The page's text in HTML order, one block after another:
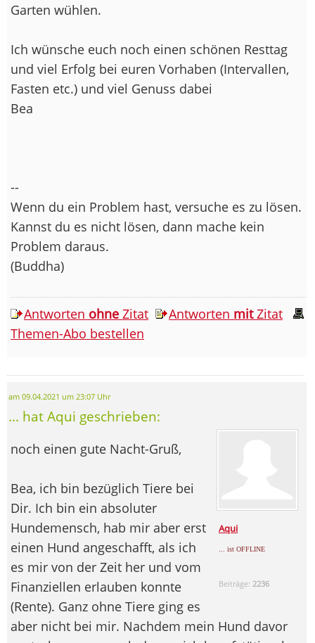
Garten wühlen.
Ich wünsche euch noch einen schönen Resttag
und viel Erfolg bei euren Vorhaben (Intervallen,
Fasten etc.) und viel Genuss dabei
Bea
--
Wenn du ein Problem hast, versuche es zu lösen.
Kannst du es nicht lösen, dann mache kein
Problem daraus.
(Buddha)
Antworten ohne Zitat Antworten mitZitat
Themen-Abo bestellen
am 09.04.2021 um 23:07 Uhr
... hat Aqui geschrieben:
Aqui
... ist OFFLINE
Beiträge: 2236
noch einen gute Nacht-Gruß,
Bea, ich bin bezüglich Tiere bei
Dir. Ich bin ein absoluter
Hundemensch, hab mir aber erst
einen Hund angeschafft, als ich
es mir von der Zeit her und vom
Finanziellen erlauben konnte
(Rente). Ganz ohne Tiere ging es
aber nicht bei mir. Nachdem mein Hund davor